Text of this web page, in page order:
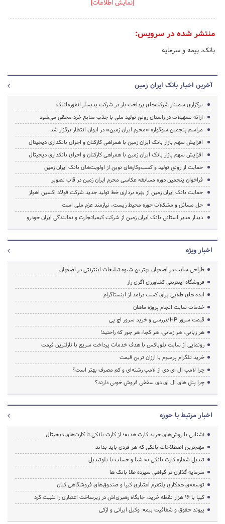
[نمایش اطلاعات]
منتشر شده در سرویس:
بانک، بیمه و سرمایه
آخرین اخبار بانک ایران زمین
برگزاری سمینار شرکت‌های پرداخت یار در شرکت پدیسار انفورماتیک
ارائه تسهیلات در راستای رونق تولید ملی با جذب منابع خرد محقق می‌شود
مراسم پنجمین سوگواره‌ «محرم ایران زمین» در ایوان انتظار برگزار شد
افزایش سهم بازار بانک ایران زمین با همراهی کارکنان و اجرای بانکداری دیجیتال
افزایش سهم بازار بانک ایران زمین با همراهی کارکنان و اجرای بانکداری دیجیتال
حمایت از رونق تولید و کسب‌وکارهای نوین از اولویت‌های بانک ایران زمین
فراخوان پنجمین دوره مسابقه عکاسی محرم ایران زمین در قاب تصویر
حمایت بانک ایران زمین از بهره برداری خط تولید جدید شرکت فولاد اکسین اهواز
حل مسائل و مشکلات حوزه محیط زیست، نیازمند عزم ملی است
دیدار مدیر استانی بانک ایران زمین از شرکت کیمیاتجارت و نمایندگی ایران خودرو
اخبار ویژه
طراحی سایت در اصفهان بهترین شیوه تبلیغات اینترنتی در اصفهان
فروشگاه اینترنتی کشاورزی اگری راز
ایده های طلایی برای کسب درآمد از اینستاگرام
خدمات سایت انجام پروژه ماهان
قیمت سرور HP/بررسی و خرید سرور اچ پی
هر زبانی، هر زمانی، هر کجا، هر جور که راحتید!
رونمایی از سایت بلوباکس با هدف خدمات پرداخت سریع با نازلترین قیمت
خرید تلگرام پرمیوم با ارزان ترین قیمت
چرا لامپ ال ای دی از لامپ رشته‌ای و کم مصرف بهتر است؟
چرا پنل های ال ای دی سقفی فروش خوبی دارند؟
اخبار مرتبط با حوزه
آشنایی با روش‌های خرید کارت هدیه؛ از کارت بانکی تا کارت‌های دیجیتال
مهم‌ترین اصطلاحات بانکی که هر فردی باید بداند
تبدیل شماره کارت بانکی به شبا و حساب با بلوتبدیل
سرمایه گذاری در گواهی سپرده طلا بانک ها
توسعه‌ی همکاری‌ پلتفرم اعتباری کیپا و صندوق‌های فروشگاهی کیان
کیپا با ۱۶ هزار نقطه خرید، جایگاه رهبری‌اش در زیرساخت اعتباری را تثبیت کرد
پیوند حقوق و شفافیت بیمه: وکیل ایرانی و ازکی